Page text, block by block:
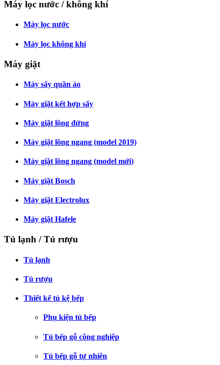
Máy lọc nước / không khí
Máy lọc nước
Máy lọc không khí
Máy giặt
Máy sấy quần áo
Máy giặt kết hợp sấy
Máy giặt lồng đứng
Máy giặt lồng ngang (model 2019)
Máy giặt lồng ngang (model mới)
Máy giặt Bosch
Máy giặt Electrolux
Máy giặt Hafele
Tủ lạnh / Tủ rượu
Tủ lạnh
Tủ rượu
Thiết kế tủ kệ bếp
Phụ kiện tủ bếp
Tủ bếp gỗ công nghiệp
Tủ bếp gỗ tự nhiên